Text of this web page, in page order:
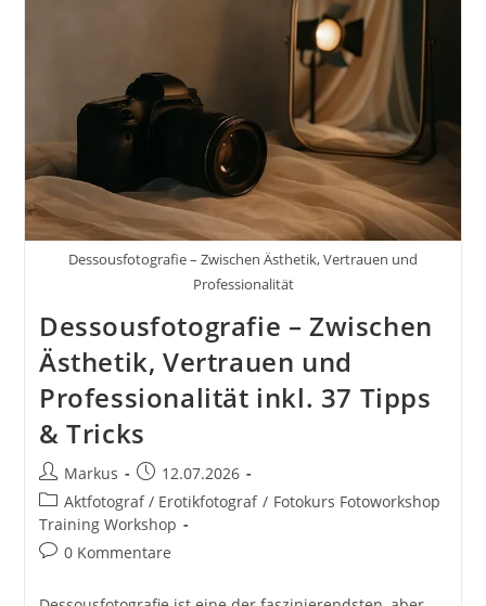
Dessousfotografie – Zwischen Ästhetik, Vertrauen und
Professionalität
Dessousfotografie – Zwischen
Ästhetik, Vertrauen und
Professionalität inkl. 37 Tipps
& Tricks
Beitrags-
Autor:
Markus
Beitrag
veröffentlicht:
12.07.2026
Beitrags-
Kategorie:
Aktfotograf / Erotikfotograf / Fotokurs Fotoworkshop
Training Workshop
Beitrags-
0 Kommentare